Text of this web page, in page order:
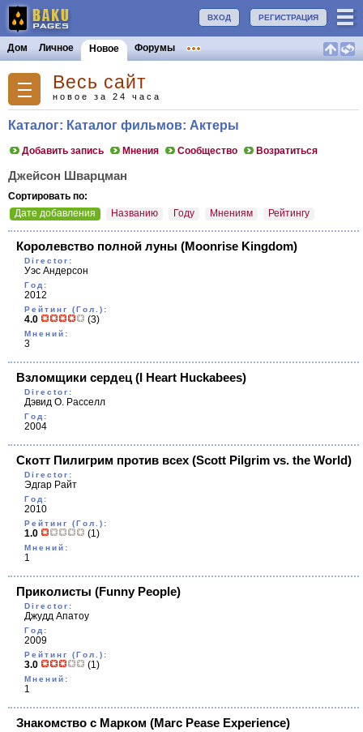
РЕГИСТРАЦИЯ
ВХОД
Дом Личное Новое Форумы
Весь сайт
новое за 24 часа
Каталог: Каталог фильмов: Актеры
Добавить запись Мнения Сообщество Возратиться
Джейсон Шварцман
Сортировать по:
Дате добавления
Названию Году Мнениям Рейтингу
Королевство полной луны (Moonrise Kingdom)
Director:
Уэс Андерсон
Год:
2012
Рейтинг (Гол.):
4.0 (3)
Мнений:
3
Взломщики сердец (I Heart Huckabees)
Director:
Дэвид О. Расселл
Год:
2004
Скотт Пилигрим против всех (Scott Pilgrim vs. the World)
Director:
Эдгар Райт
Год:
2010
Рейтинг (Гол.):
1.0 (1)
Мнений:
1
Приколисты (Funny People)
Director:
Джудд Апатоy
Год:
2009
Рейтинг (Гол.):
3.0 (1)
Мнений:
1
Знакомство с Марком (Marc Pease Experience)